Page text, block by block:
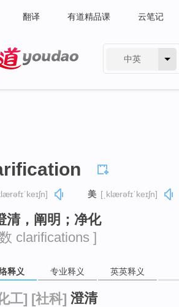
翻译 有道精品课 云笔记
中英
美 [ˌklærəfɪˈkeɪʃn]
清，阐明；净化
clarifications ]
释义 专业释义 英英释义
工] [社科] 澄清